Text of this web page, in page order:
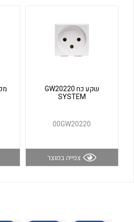
לכל מוצרי היצרן
שקע כח GW20220
SYSTEM
00GW20220
צפייה במוצר